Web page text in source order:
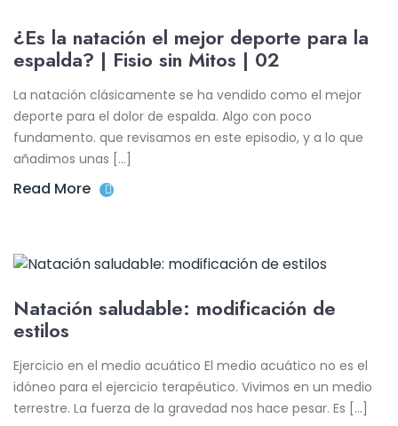
¿Es la natación el mejor deporte para la
espalda? | Fisio sin Mitos | 02
La natación clásicamente se ha vendido como el mejor
deporte para el dolor de espalda. Algo con poco
fundamento. que revisamos en este episodio, y a lo que
añadimos unas […]
Read More
Natación saludable: modificación de
estilos
Ejercicio en el medio acuático El medio acuático no es el
idóneo para el ejercicio terapéutico. Vivimos en un medio
terrestre. La fuerza de la gravedad nos hace pesar. Es […]